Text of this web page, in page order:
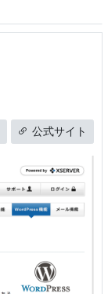
公式サイト